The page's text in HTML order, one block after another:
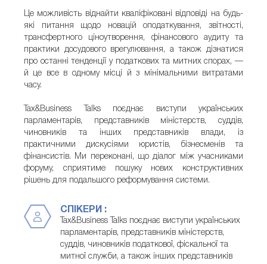
Це можливість віднайти кваліфіковані відповіді на будь-
які питання щодо новацій оподаткування, звітності,
трансфертного ціноутворення, фінансового аудиту та
практики досудового врегулювання, а також дізнатися
про останні тенденції у податкових та митних спорах, —
й це все в одному місці й з мінімальними витратами
часу.
Tax&Business Talks поєднає виступи українських
парламентарів, представників міністерств, суддів,
чиновників та інших представників влади, із
практичними дискусіями юристів, бізнесменів та
фінансистів. Ми переконані, що діалог між учасниками
форуму, сприятиме пошуку нових конструктивних
рішень для подальшого реформування системи.
СПІКЕРИ :
Tax&Business Talks поєднає виступи українських
парламентарів, представників міністерств,
суддів, чиновників податкової, фіскальної та
митної служби, а також інших представників